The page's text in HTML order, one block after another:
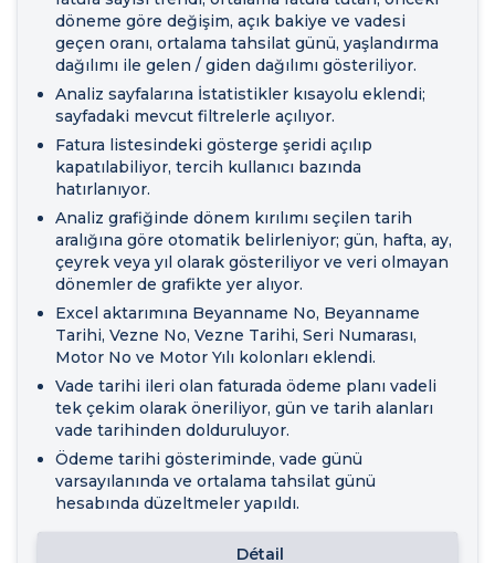
döneme göre değişim, açık bakiye ve vadesi
geçen oranı, ortalama tahsilat günü, yaşlandırma
dağılımı ile gelen / giden dağılımı gösteriliyor.
Analiz sayfalarına İstatistikler kısayolu eklendi;
sayfadaki mevcut filtrelerle açılıyor.
Fatura listesindeki gösterge şeridi açılıp
kapatılabiliyor, tercih kullanıcı bazında
hatırlanıyor.
Analiz grafiğinde dönem kırılımı seçilen tarih
aralığına göre otomatik belirleniyor; gün, hafta, ay,
çeyrek veya yıl olarak gösteriliyor ve veri olmayan
dönemler de grafikte yer alıyor.
Excel aktarımına Beyanname No, Beyanname
Tarihi, Vezne No, Vezne Tarihi, Seri Numarası,
Motor No ve Motor Yılı kolonları eklendi.
Vade tarihi ileri olan faturada ödeme planı vadeli
tek çekim olarak öneriliyor, gün ve tarih alanları
vade tarihinden dolduruluyor.
Ödeme tarihi gösteriminde, vade günü
varsayılanında ve ortalama tahsilat günü
hesabında düzeltmeler yapıldı.
Détail